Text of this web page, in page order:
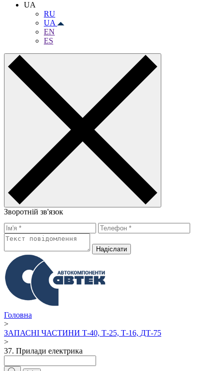
UA
RU
UA
EN
ES
Зворотній зв'язок
Надiслати
Головна
>
ЗАПАСНІ ЧАСТИНИ Т-40, Т-25, Т-16, ДТ-75
>
37. Прилади електрика